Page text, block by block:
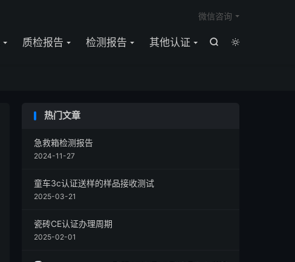


质检报告 检测报告 其他认证
微信咨询
热门文章
急救箱检测报告
2024-11-27
童车3c认证送样的样品接收测试
2025-03-21
瓷砖CE认证办理周期
2025-02-01